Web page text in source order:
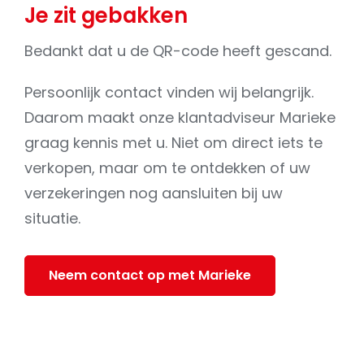
Je zit gebakken
Bedankt dat u de QR-code heeft gescand.
Persoonlijk contact vinden wij belangrijk.
Daarom maakt onze klantadviseur Marieke
graag kennis met u. Niet om direct iets te
verkopen, maar om te ontdekken of uw
verzekeringen nog aansluiten bij uw
situatie.
Neem contact op met Marieke